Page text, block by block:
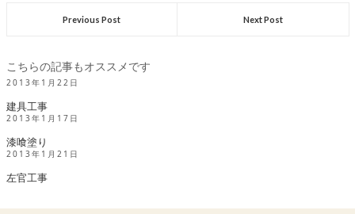
Previous Post Next Post
こちらの記事もオススメです
2013年1月22日
建具工事
2013年1月17日
漆喰塗り
2013年1月21日
左官工事